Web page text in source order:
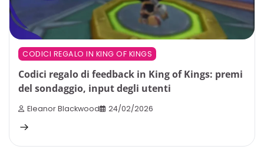
CODICI REGALO IN KING OF KINGS
Codici regalo di feedback in King of Kings: premi
del sondaggio, input degli utenti
Eleanor Blackwood 24/02/2026